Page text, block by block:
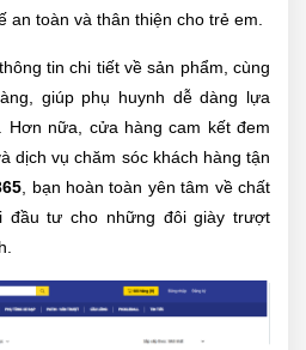
an toàn và thân thiện cho trẻ em.
tin chi tiết về sản phẩm, cùng
giúp phụ huynh dễ dàng lựa
Hơn nữa, cửa hàng cam kết đem
dịch vụ chăm sóc khách hàng tận
, bạn hoàn toàn yên tâm về chất
đầu tư cho những đôi giày trượt